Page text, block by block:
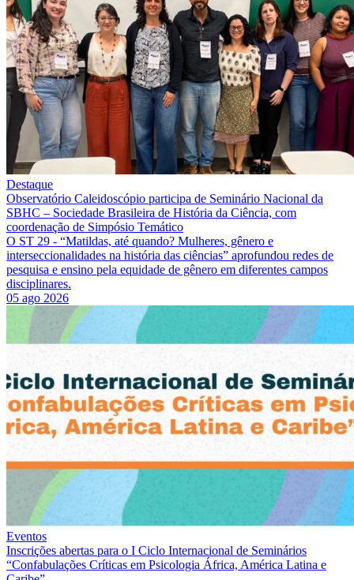
Destaque
Observatório Caleidoscópio participa de Seminário Nacional da
SBHC – Sociedade Brasileira de História da Ciência, com
coordenação de Simpósio Temático
O ST 29 - “Matildas, até quando? Mulheres, gênero e
interseccionalidades na história das ciências” aprofundou redes de
pesquisa e ensino pela equidade de gênero em diferentes campos
disciplinares.
05 ago 2026
Eventos
Inscrições abertas para o I Ciclo Internacional de Seminários
“Confabulações Críticas em Psicologia África, América Latina e